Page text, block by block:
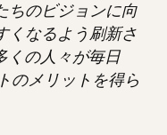
ちのビジョンに向
くなるよう刷新さ
くの人々が毎日
のメリットを得ら